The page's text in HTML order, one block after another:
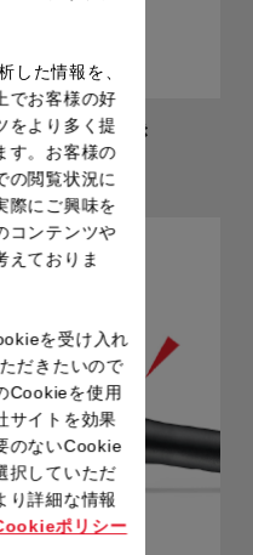
護カバー付き
した情報を、
でお客様の好
をより多く提
す。お客様の
の閲覧状況に
際にご興味を
コンテンツや
えておりま
を受け入れ
だきたいので
Cookieを使用
サイトを効果
のないCookie
択していただ
り詳細な情報
ポリシー